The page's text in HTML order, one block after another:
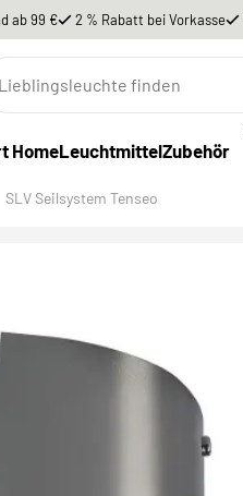
ab 99 € 2 % Rabatt bei Vorkasse
HomeLeuchtmittelZubehör
SLV Seilsystem Tenseo